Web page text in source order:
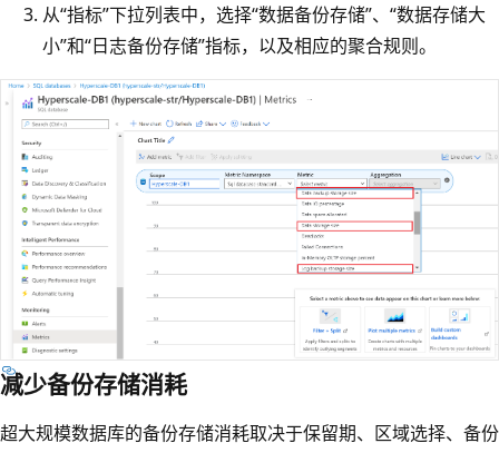
从“指标”下拉列表中，选择“数据备份存储”、“数据存储大
小”和“日志备份存储”指标，以及相应的聚合规则。
减少备份存储消耗
超大规模数据库的备份存储消耗取决于保留期、区域选择、备份